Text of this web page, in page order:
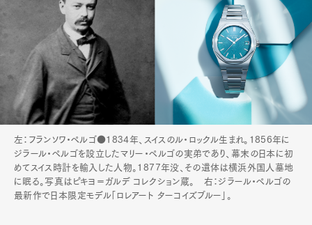
左：フランソワ・ペルゴ●1834年、スイスのル・ロックル生まれ。1856年に
ジラール・ペルゴを設立したマリー・ペルゴの実弟であり、幕末の日本に初
めてスイス時計を輸入した人物。1877年没、その遺体は横浜外国人墓地
に眠る。写真はピキヨ＝ガルデ コレクション蔵。 右：ジラール・ペルゴの
最新作で日本限定モデル「ロレアート ターコイズブルー」。